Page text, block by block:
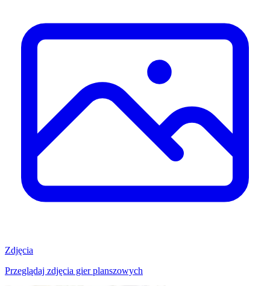
Zdjęcia
Przeglądaj zdjęcia gier planszowych